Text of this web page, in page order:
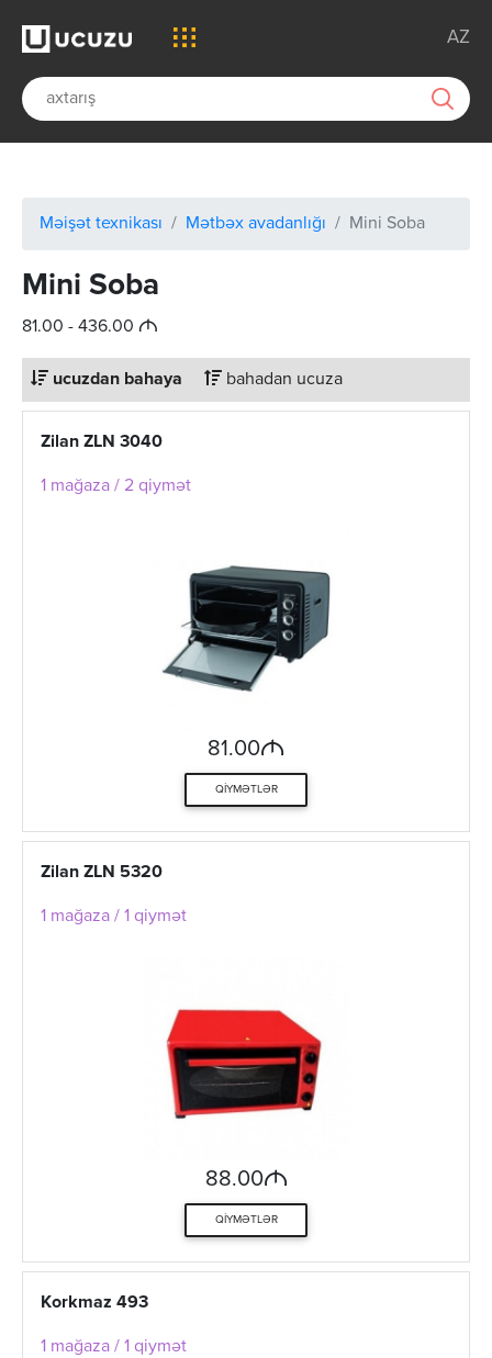
AZ
Məişət texnikası Mətbəx avadanlığı Mini Soba
Mini Soba
81.00 - 436.00 M
ucuzdan bahaya bahadan ucuza
Zilan ZLN 3040
1 mağaza / 2 qiymət
81.00M
QIYMƏTLƏR
Zilan ZLN 5320
1 mağaza / 1 qiymət
88.00M
QIYMƏTLƏR
Korkmaz 493
1 mağaza / 1 qiymət